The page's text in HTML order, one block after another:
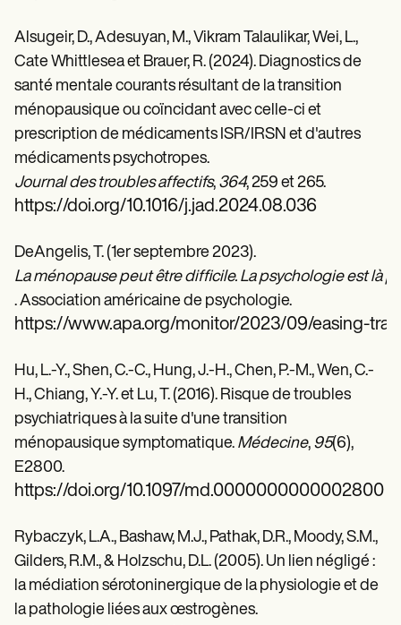
Alsugeir, D., Adesuyan, M., Vikram Talaulikar, Wei, L.,
Cate Whittlesea et Brauer, R. (2024). Diagnostics de
santé mentale courants résultant de la transition
ménopausique ou coïncidant avec celle-ci et
prescription de médicaments ISR/IRSN et d'autres
médicaments psychotropes.
Journal des troubles affectifs, 364, 259 et 265.
https://doi.org/10.1016/j.jad.2024.08.036
DeAngelis, T. (1er septembre 2023).
La ménopause peut être difficile. La psychologie est là
. Association américaine de psychologie.
https://www.apa.org/monitor/2023/09/easing-
Hu, L.-Y., Shen, C.-C., Hung, J.-H., Chen, P.-M., Wen, C.-
H., Chiang, Y.-Y. et Lu, T. (2016). Risque de troubles
psychiatriques à la suite d'une transition
ménopausique symptomatique. Médecine, 95(6),
E2800.
https://doi.org/10.1097/md.0000000000002800
Rybaczyk, L.A., Bashaw, M.J., Pathak, D.R., Moody, S.M.,
Gilders, R.M., & Holzschu, D.L. (2005). Un lien négligé :
la médiation sérotoninergique de la physiologie et de
la pathologie liées aux œstrogènes.